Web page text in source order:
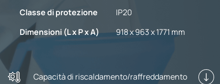
Classe di protezione
IP20
Dimensioni (L x P x A)
918 x 963 x 1771 mm
Capacità di riscaldamento/raffreddamento